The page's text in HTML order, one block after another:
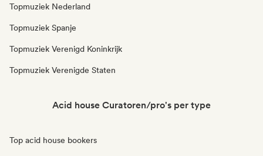
Topmuziek Nederland
Topmuziek Spanje
Topmuziek Verenigd Koninkrijk
Topmuziek Verenigde Staten
Acid house Curatoren/pro's per type
Top acid house bookers